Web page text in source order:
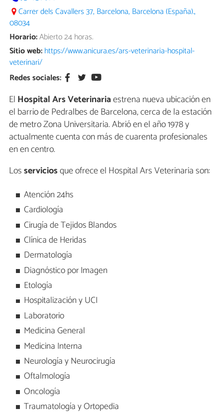
Carrer dels Cavallers 37, Barcelona, Barcelona (España).,
08034
Horario:Abierto 24 horas.
Sitio web:https://www.anicura.es/ars-veterinaria-hospital-
veterinari/
Redes sociales:
El Hospital Ars Veterinariaestrena nueva ubicación en
el barrio de Pedralbes de Barcelona, cerca de la estación
de metro Zona Universitaria. Abrió en el año 1978 y
actualmente cuenta con más de cuarenta profesionales
en en centro.
Losserviciosque ofrece el Hospital Ars Veterinaria son:
Atención 24hs
Cardiología
Cirugía de Tejidos Blandos
Clínica de Heridas
Dermatología
Diagnóstico por Imagen
Etología
Hospitalización y UCI
Laboratorio
Medicina General
Medicina Interna
Neurología y Neurocirugía
Oftalmología
Oncología
Traumatología y Ortopedia